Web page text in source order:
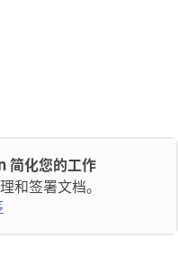
简化您的工作
和签署文档。